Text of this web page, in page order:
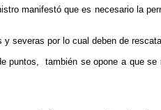
manifestó que es necesario la
severas por lo cual deben de
también se opone a que